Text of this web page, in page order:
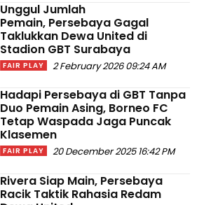
Unggul Jumlah
Pemain, Persebaya Gagal
Taklukkan Dewa United di
Stadion GBT Surabaya
FAIR PLAY 2 February 2026 09:24 AM
Hadapi Persebaya di GBT Tanpa
Duo Pemain Asing, Borneo FC
Tetap Waspada Jaga Puncak
Klasemen
FAIR PLAY 20 December 2025 16:42 PM
Rivera Siap Main, Persebaya
Racik Taktik Rahasia Redam